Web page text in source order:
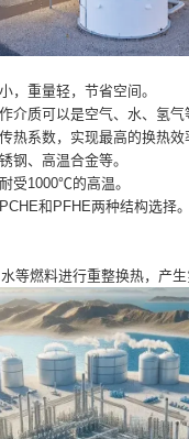
，重量轻，节省空间。
介质可以是空气、水、氢气
热系数，实现最高的换热效
钢、高温合金等。
受1000℃的高温。
和PFHE两种结构选择。
等燃料进行重整换热，产生